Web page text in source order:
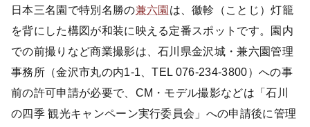
日本三名園で特別名勝の兼六園 は、徽軫（ことじ）灯籠
を背にした構図が和装に映える定番スポットです。園内
での前撮りなど商業撮影は、石川県金沢城・兼六園管理
事務所（金沢市丸の内1-1、TEL 076-234-3800）への事
前の許可申請が必要で、CM・モデル撮影などは「石川
の四季 観光キャンペーン実行委員会」への申請後に管理